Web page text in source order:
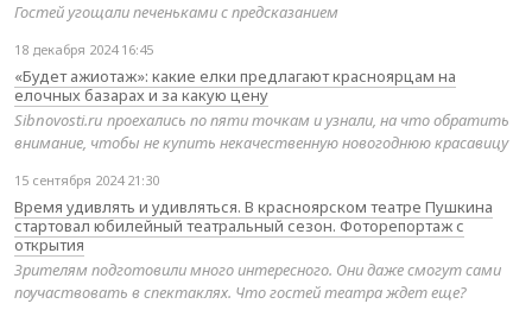
Гостей угощали печеньками с предсказанием
18 декабря 2024 16:45
«Будет ажиотаж»: какие елки предлагают красноярцам на
елочных базарах и за какую цену
Sibnovosti.ru проехались по пяти точкам и узнали, на что обратить
внимание, чтобы не купить некачественную новогоднюю красавицу
15 сентября 2024 21:30
Время удивлять и удивляться. В красноярском театре Пушкина
стартовал юбилейный театральный сезон. Фоторепортаж с
открытия
Зрителям подготовили много интересного. Они даже смогут сами
поучаствовать в спектаклях. Что гостей театра ждет еще?